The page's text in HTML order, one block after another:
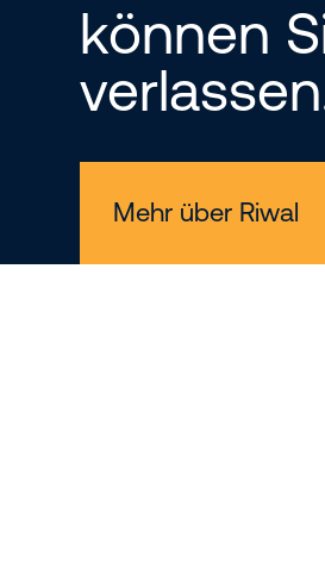
können
Mehr über Riwal